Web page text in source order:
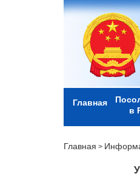
Главная
в
Главная >